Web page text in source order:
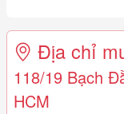
Địa chỉ
118/19 Bạch
HCM